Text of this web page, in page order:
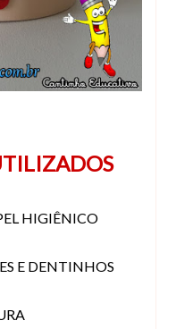
HIGIÊNICO
E DENTINHOS